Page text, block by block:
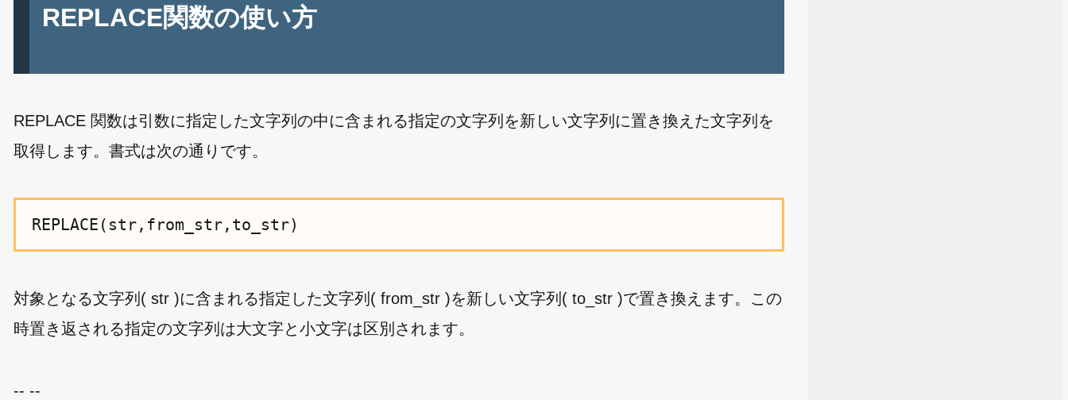
REPLACE関数の使い方
REPLACE 関数は引数に指定した文字列の中に含まれる指定の文字列を新しい文字列に置き換えた文字列を
取得します。書式は次の通りです。
REPLACE(str,from_str,to_str)
対象となる文字列( str )に含まれる指定した文字列( from_str )を新しい文字列( to_str )で置き換えます。この
時置き返される指定の文字列は大文字と小文字は区別されます。
-- --